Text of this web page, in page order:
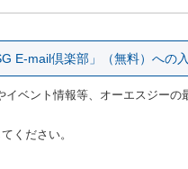
E-mail倶楽部」（無料）への
ベント情報等、オーエスジーの
ください。